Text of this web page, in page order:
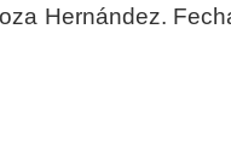
Hernández.